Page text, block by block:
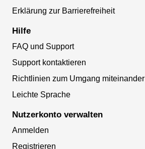
Erklärung zur Barrierefreiheit
Hilfe
FAQ und Support
Support kontaktieren
Richtlinien zum Umgang miteinander
Leichte Sprache
Nutzerkonto verwalten
Anmelden
Registrieren